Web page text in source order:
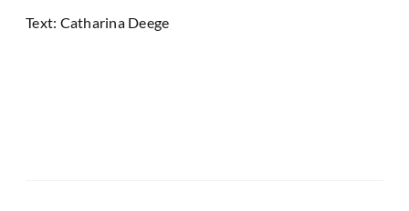
Text: Catharina Deege